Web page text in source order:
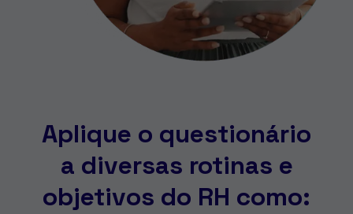
Aplique o questionário
a diversas rotinas e
objetivos do RH como: